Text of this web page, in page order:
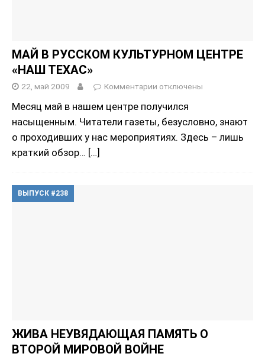
МАЙ В РУССКОМ КУЛЬТУРНОМ ЦЕНТРЕ
«НАШ ТЕХАС»
22, май 2009 Комментарии отключены
Месяц май в нашем центре получился
насыщенным. Читатели газеты, безусловно, знают
о проходивших у нас мероприятиях. Здесь – лишь
краткий обзор… […]
ВЫПУСК #238
ЖИВА НЕУВЯДАЮЩАЯ ПАМЯТЬ О
ВТОРОЙ МИРОВОЙ ВОЙНЕ